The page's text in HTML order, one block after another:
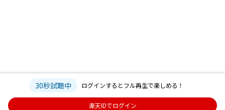
30秒試聴中 ログインするとフル再生で楽しめる！
楽天IDでログイン